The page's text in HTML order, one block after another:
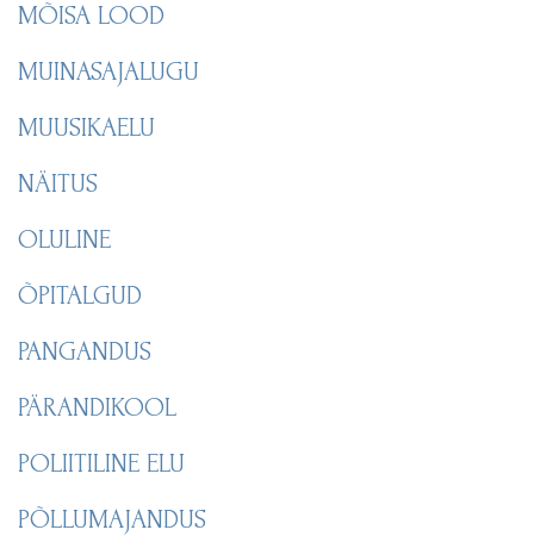
MÕISA LOOD
MUINASAJALUGU
MUUSIKAELU
NÄITUS
OLULINE
ÕPITALGUD
PANGANDUS
PÄRANDIKOOL
POLIITILINE ELU
PÕLLUMAJANDUS